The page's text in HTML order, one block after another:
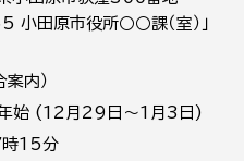
田原市役所○○課（室）」
内）
年始 (12月29日～1月3日)
15分